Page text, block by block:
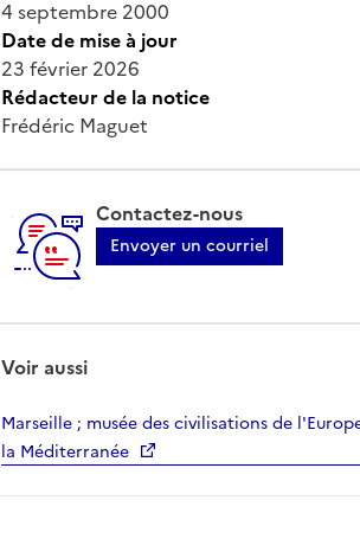
4 septembre 2000
Date de mise à jour
23 février 2026
Rédacteur de la notice
Frédéric Maguet
Contactez-nous
Envoyer un courriel
Voir aussi
Marseille ; musée des civilisations de
la Méditerranée